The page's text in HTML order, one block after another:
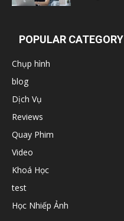
POPULAR CATEGORY
Chụp hình
blog
Dịch Vụ
Reviews
Quay Phim
Video
Khoá Học
test
Học Nhiếp Ảnh